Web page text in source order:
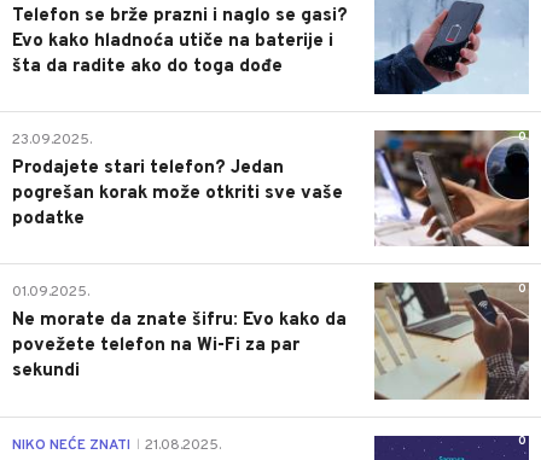
Telefon se brže prazni i naglo se gasi?
Evo kako hladnoća utiče na baterije i
šta da radite ako do toga dođe
0
23.09.2025.
Prodajete stari telefon? Jedan
pogrešan korak može otkriti sve vaše
podatke
0
01.09.2025.
Ne morate da znate šifru: Evo kako da
povežete telefon na Wi-Fi za par
sekundi
0
NIKO NEĆE ZNATI 21.08.2025.